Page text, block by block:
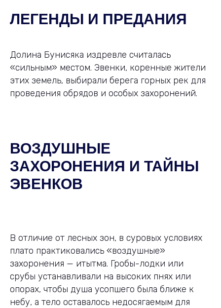
ЛЕГЕНДЫ И ПРЕДАНИЯ
Долина Бунисяка издревле считалась
«сильным» местом. Эвенки, коренные жители
этих земель, выбирали берега горных рек для
проведения обрядов и особых захоронений.
ВОЗДУШНЫЕ
ЗАХОРОНЕНИЯ И ТАЙНЫ
ЭВЕНКОВ
В отличие от лесных зон, в суровых условиях
плато практиковались «воздушные»
захоронения — итытма. Гробы-лодки или
срубы устанавливали на высоких пнях или
опорах, чтобы душа усопшего была ближе к
небу, а тело оставалось недосягаемым для